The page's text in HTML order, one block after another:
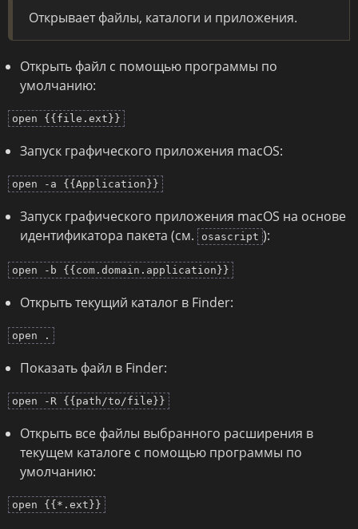
Открывает файлы, каталоги и приложения.
Открыть файл с помощью программы по
умолчанию:
open {{file.ext}}
Запуск графического приложения macOS:
open -a {{Application}}
Запуск графического приложения macOS на основе
идентификатора пакета (см.
osascript ):
open -b {{com.domain.application}}
Открыть текущий каталог в Finder:
open .
Показать файл в Finder:
open -R {{path/to/file}}
Открыть все файлы выбранного расширения в
текущем каталоге с помощью программы по
умолчанию:
open {{*.ext}}